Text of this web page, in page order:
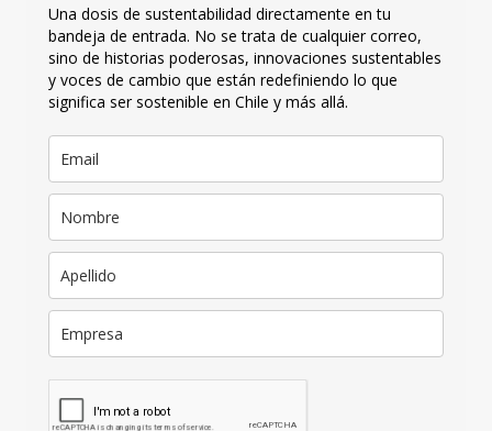
Una dosis de sustentabilidad directamente en tu
bandeja de entrada. No se trata de cualquier correo,
sino de historias poderosas, innovaciones sustentables
y voces de cambio que están redefiniendo lo que
significa ser sostenible en Chile y más allá.